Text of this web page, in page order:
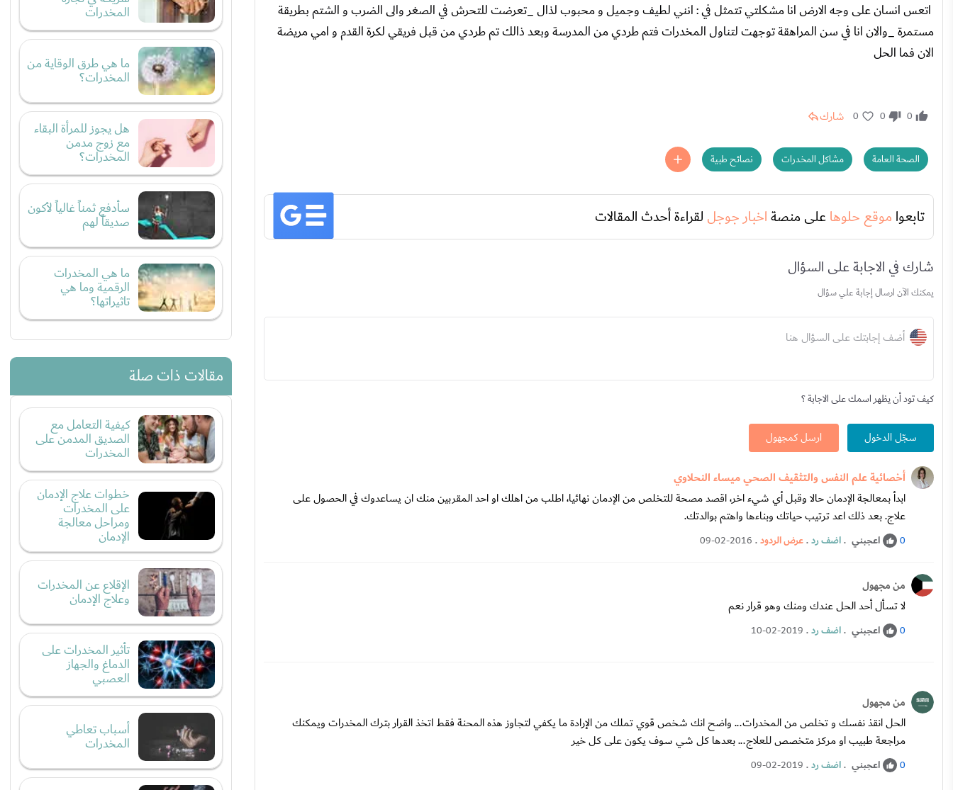
اتعس انسان على وجه الارض انا مشكلتي تتمثل في : انني لطيف وجميل و محبوب لذال _تعرضت للتحرش في الصغر والى الضرب و الشتم بطريقة
مستمرة _والان انا في سن المراهقة توجهت لتناول المخدرات فتم طردي من المدرسة وبعد ذالك تم طردي من قبل فريقي لكرة القدم و امي مريضة
الان فما الحل
0
0
0 شارك
الصحة العامة مشاكل المخدرات نصائح طبية
تابعوا موقع حلوهاعلى منصةاخبار جوجل لقراءة أحدث المقالات
شارك في الاجابة على السؤال
يمكنك الآن ارسال إجابة علي سؤال
أضف إجابتك على السؤال هنا
كيف تود أن يظهر اسمك على الاجابة ؟
سجّل الدخول ارسل كمجهول
أخصائية علم النفس والتثقيف الصحي ميساء النحلاوي
ابدأ بمعالجة الإدمان حالا وقبل أي شيء اخر، اقصد مصحة للتخلص من الإدمان نهائيا، اطلب من اهلك او احد المقربين منك ان يساعدوك في الحصول على
علاج. بعد ذلك اعد ترتيب حياتك وبناءها واهتم بوالدتك.
0 اعجبني .اضف رد.عرض الردود.
09-02-2016
من مجهول
لا تسأل أحد الحل عندك ومنك وهو قرار نعم
0 اعجبني .اضف رد.
10-02-2019
من مجهول
الحل انقذ نفسك و تخلص من المخدرات... واضح انك شخص قوي تملك من الإرادة ما يكفي لتجاوز هذه المحنة فقط اتخذ القرار بترك المخدرات ويمكنك
مراجعة طبيب او مركز متخصص للعلاج... بعدها كل شي سوف يكون على كل خير
0 اعجبني .اضف رد.
09-02-2019
المخدرات
ما هي طرق الوقاية من
المخدرات؟
هل يجوز للمرأة البقاء
مع زوج مدمن
المخدرات؟
سأدفع ثمناً غالياً لأكون
صديقاً لهم
ما هي المخدرات
الرقمية وما هي
تاثيراتها؟
مقالات ذات صلة
كيفية التعامل مع
الصديق المدمن على
المخدرات
خطوات علاج الإدمان
على المخدرات
ومراحل معالجة
الإدمان
الإقلاع عن المخدرات
وعلاج الإدمان
تأثير المخدرات على
الدماغ والجهاز
العصبي
أسباب تعاطي
المخدرات